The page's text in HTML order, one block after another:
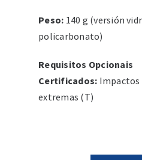
Peso: 140 g (versión
policarbonato)
Requisitos Opcionais
Certificados:
extremas (T)